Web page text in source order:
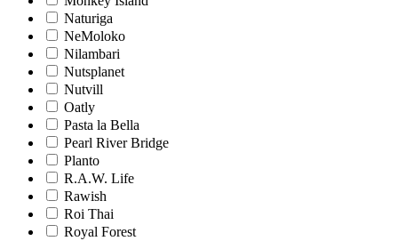
Naturiga
NeMoloko
Nilambari
Nutsplanet
Nutvill
Oatly
Pasta la Bella
Pearl River Bridge
Planto
R.A.W. Life
Rawish
Roi Thai
Royal Forest